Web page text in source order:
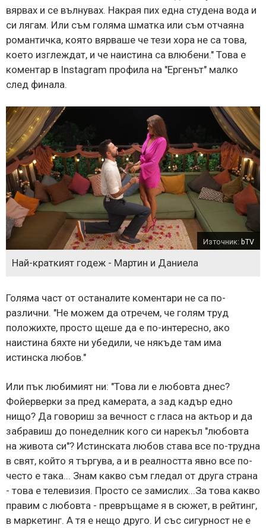
вярвах и се вълнувах. Накрая пих една студена вода и
си лягам. Или съм голяма шматка или съм отчаяна
романтичка, която вярваше че тези хора не са това,
което изглеждат, и че наистина са влюбени." Това е
коментар в Instagram профила на "Ергенът" малко
след финала.
Източник: bTV
Най-краткият годеж - Мартин и Даниела
Голяма част от останалите коментари не са по-
различни. "Не можем да отречем, че голям труд
положихте, просто щеше да е по-интересно, ако
наистина бяхте ни убедили, че някъде там има
истинска любов."
Или пък любимият ни: "Това ли е любовта днес?
Фойерверки за пред камерата, а зад кадър едно
нищо? Да говориш за вечност с гласа на актьор и да
забравиш до понеделник кого си нарекъл "любовта
на живота си"? Истинската любов става все по-трудна
в свят, който я търгува, а и в реалността явно все по-
често е така... Знам какво съм гледал от друга страна
- това е телевизия. Просто се замислих...За това какво
правим с любовта - превръщаме я в сюжет, в рейтинг,
в маркетинг. А тя е нещо друго. И със сигурност не е